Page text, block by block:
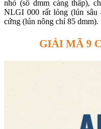
nhỏ (số dmm càng thấp),
NLGI 000 rất lỏng (lún
cứng (lún nông chỉ 85 dmm).
GIẢI MÃ 9